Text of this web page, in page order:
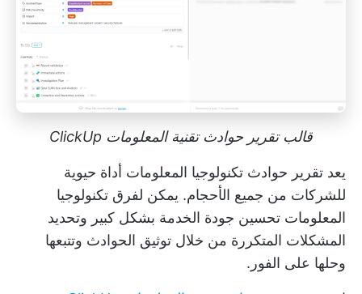
قالب تقرير حوادث تقنية المعلومات ClickUp
يعد تقرير حوادث تكنولوجيا المعلومات أداة حيوية
للشركات من جميع الأحجام. يمكن لفرق تكنولوجيا
المعلومات تحسين جودة الخدمة بشكل كبير وتحديد
المشكلات المتكررة من خلال توثيق الحوادث وتتبعها
وحلها على الفور.